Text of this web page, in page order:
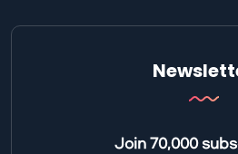
Join 70,000